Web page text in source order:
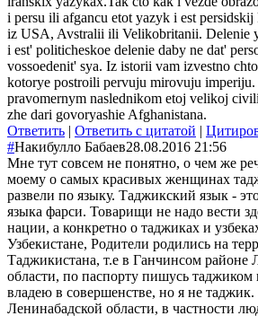
i persu ili afgancu etot yazyk i est
iz USA, Avstralii ili Velikobritanii. Delenie
i est' politicheskoe delenie daby ne dat'
vossoedenit' sya. Iz istorii vam izvestno
kotorye postroili pervuju mirovuju imperiju.
pravomernym naslednikom etoj velikoj
zhe dari govoryashie Afghanistana.
Ответить | Ответить с цитатой |
#Накибулло Бабаев28.08.2016 21:56
Мне тут совсем не понятно, о чем же
моему о самых красивых женщинах
развели по языку. Таджикский язык -
языка фарси. Товарищи не надо вести
нации, а конкретно о таджиках и
Узбекистане, Родители родились на
Таджикистана, т.е в Ганчинсом районе
области, по паспорту пишусь
владею в совершенстве, но я не
Ленинабадской области, в частности